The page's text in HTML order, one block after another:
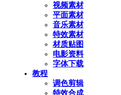
视频素材
平面素材
音乐素材
特效素材
材质贴图
电影资料
字体下载
教程
调色剪辑
特效合成